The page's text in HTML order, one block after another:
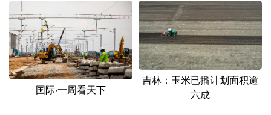
安徽 福建 江西
山东 河南 湖北 湖南
广东 广西 海南 重庆
四川 贵州 云南 西藏
国际·一周看天下
吉林：玉米已播计划面积逾
六成